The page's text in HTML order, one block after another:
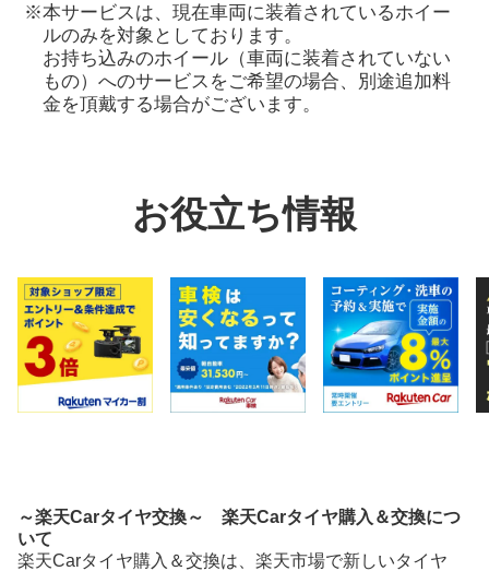
※本サービスは、現在車両に装着されているホイー
ルのみを対象としております。
お持ち込みのホイール（車両に装着されていない
もの）へのサービスをご希望の場合、別途追加料
金を頂戴する場合がございます。
お役立ち情報
～楽天Carタイヤ交換～ 楽天Carタイヤ購入＆交換につ
いて
楽天Carタイヤ購入＆交換は、楽天市場で新しいタイヤ